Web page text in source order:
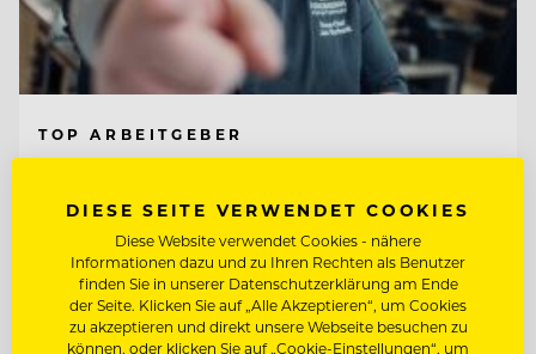
TOP ARBEITGEBER
6675 Tannheim/Tirol, Österreich
KÜCHENCHEF A LA CARTE (M/W/D)
DIESE SEITE VERWENDET COOKIES
Diese Website verwendet Cookies - nähere
Informationen dazu und zu Ihren Rechten als Benutzer
finden Sie in unserer Datenschutzerklärung am Ende
der Seite. Klicken Sie auf „Alle Akzeptieren“, um Cookies
zu akzeptieren und direkt unsere Webseite besuchen zu
können, oder klicken Sie auf „Cookie-Einstellungen“, um